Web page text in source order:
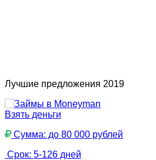
Лучшие предложения 2019
Взять деньги
Сумма: до 80 000 рублей
Срок: 5-126 дней